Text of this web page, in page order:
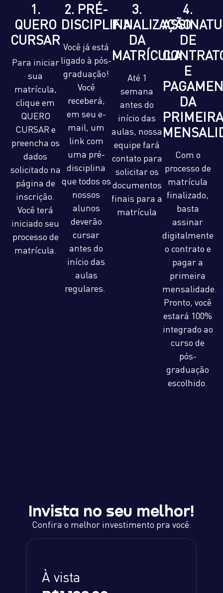
1.
QUERO
CURSAR
Para iniciar
sua
matrícula,
clique em
QUERO
CURSAR e
preencha os
dados
solicitado na
página de
inscrição.
Você terá
iniciado seu
processo de
matrícula.
2. PRÉ-
DISCIPLINA
Você já está
ligado à pós-
graduação!
Você
receberá,
em seu e-
mail, um
link com
uma pré-
disciplina
que todos os
nossos
alunos
deverão
cursar
antes do
início das
aulas
regulares.
3.
FINALIZAÇÃO
DA
MATRÍCULA
Até 1
semana
antes do
início das
aulas, nossa
equipe fará
contato para
solicitar os
documentos
finais para a
matrícula
4.
DE
E
DA
PRIMEIRA
Com o
processo de
matrícula
finalizado,
basta
assinar
digitalmente
o contrato e
pagar a
primeira
mensalidade.
Pronto, você
estará 100%
integrado ao
curso de
pós-
graduação
escolhido.
Invista no seu melhor!
Confira o melhor investimento pra você:
À vista